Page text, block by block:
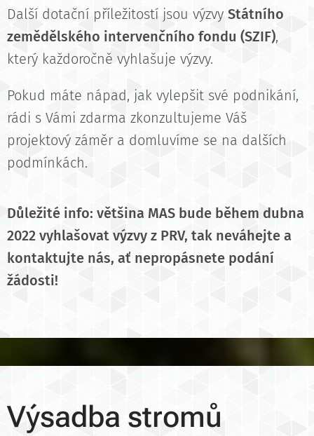
Další dotační příležitostí jsou výzvy Státního
zemědělského intervenčního fondu (SZIF),
který každoročně vyhlašuje výzvy.
Pokud máte nápad, jak vylepšit své podnikání,
rádi s Vámi zdarma zkonzultujeme Váš
projektový záměr a domluvíme se na dalších
podmínkách.
Důležité info: většina MAS bude během dubna
2022 vyhlašovat výzvy z PRV, tak neváhejte a
kontaktujte nás, ať nepropásnete podání
žádosti!
Výsadba stromů